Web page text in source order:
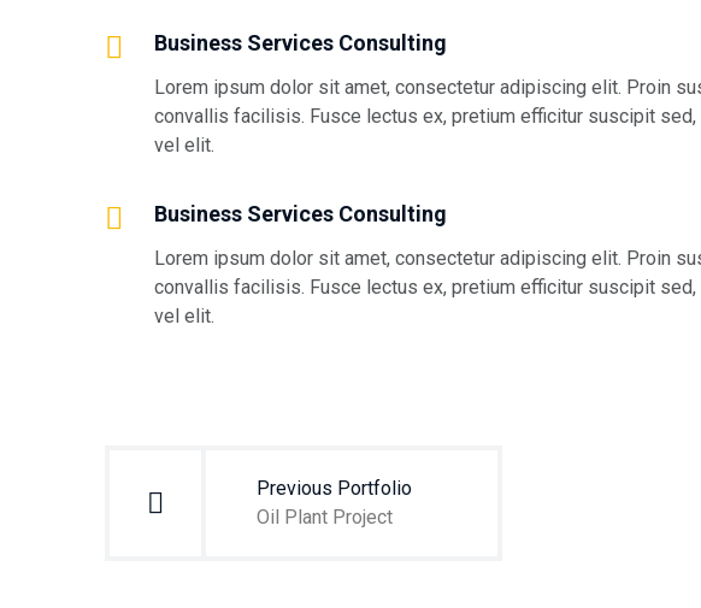
Business Services Consulting
Lorem ipsum dolor sit amet, consectetur adipiscing elit. Proin
convallis facilisis. Fusce lectus ex, pretium efficitur suscipit sed,
vel elit.
Business Services Consulting
Lorem ipsum dolor sit amet, consectetur adipiscing elit. Proin
convallis facilisis. Fusce lectus ex, pretium efficitur suscipit sed,
vel elit.
entradas
Previous Portfolio
Oil Plant Project